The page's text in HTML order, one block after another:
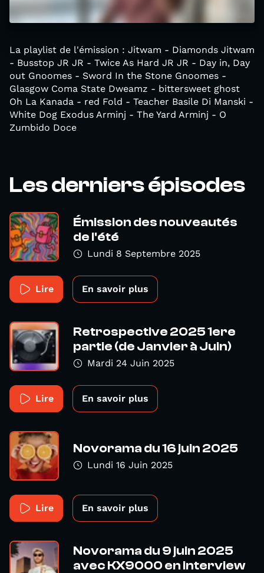
La playlist de l'émission : Jitwam - Diamonds Jitwam
- Busstop JR JR - Twice As Hard JR JR - Day in, Day
out Gnoomes - Sword In the Stone Gnoomes -
Glasgow Coma State Dweamz - bittersweet ghost
Oh La Kanada - red Fold - Teacher Basile Di Manski -
White Dog Exodus Arminj - The Yard Arminj - O
Zumbido Doce
Les derniers épisodes
Émission des nouveautés
de l'été
Lundi 8 Septembre 2025
Lire En savoir plus
Retrospective 2025 1ere
partie (de Janvier à Juin)
Mardi 24 Juin 2025
Lire En savoir plus
Novorama du 16 juin 2025
Lundi 16 Juin 2025
Lire En savoir plus
Novorama du 9 juin 2025
avec KX9000 en interview